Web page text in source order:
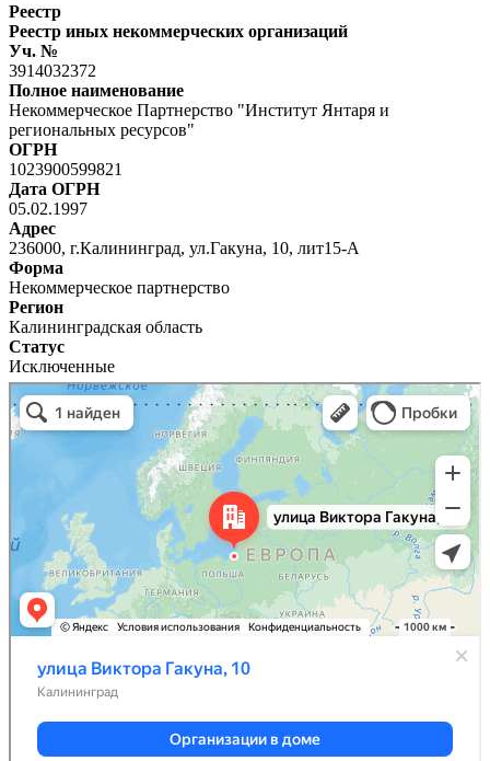
Реестр
Реестр иных некоммерческих организаций
Уч. №
3914032372
Полное наименование
Некоммерческое Партнерство "Институт Янтаря и
региональных ресурсов"
ОГРН
1023900599821
Дата ОГРН
05.02.1997
Адрес
236000, г.Калининград, ул.Гакуна, 10, лит15-А
Форма
Некоммерческое партнерство
Регион
Калининградская область
Статус
Исключенные